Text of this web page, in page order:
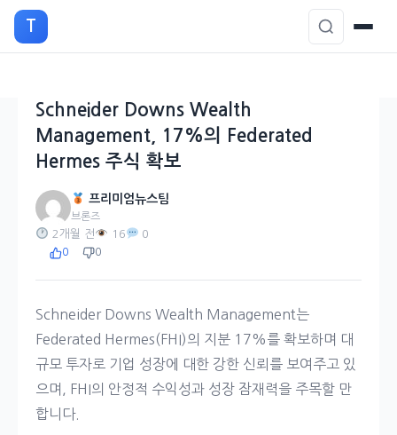
으
T
Schneider Downs Wealth
Management, 17%의 Federated
Hermes 주식 확보
프리미엄뉴스팀
브론즈
2개월 전 16 0
0 0
Schneider Downs Wealth Management는
Federated Hermes(FHI)의 지분 17%를 확보하며 대
규모 투자로 기업 성장에 대한 강한 신뢰를 보여주고 있
으며, FHI의 안정적 수익성과 성장 잠재력을 주목할 만
합니다.